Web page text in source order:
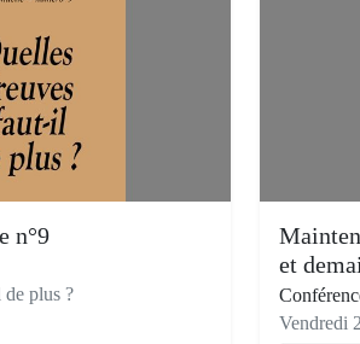
n°9
plus ?
et
Vendredi